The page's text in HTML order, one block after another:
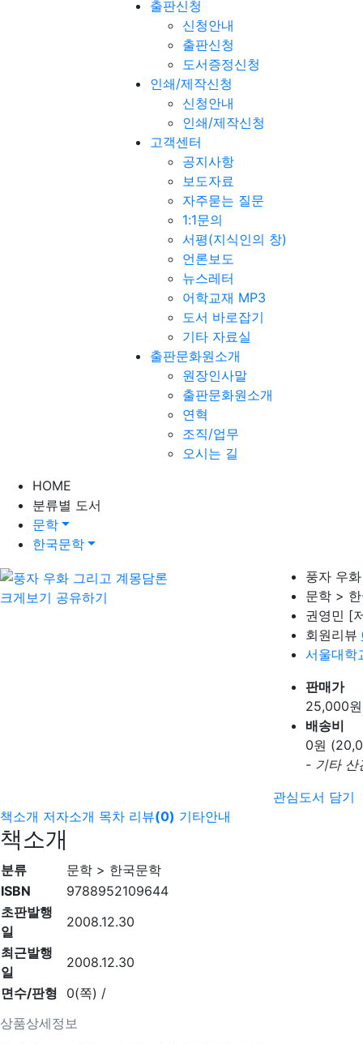
출판신청
신청안내
출판신청
도서증정신청
인쇄/제작신청
신청안내
인쇄/제작신청
고객센터
공지사항
보도자료
자주묻는 질문
1:1문의
서평(지식인의 창)
언론보도
뉴스레터
어학교재 MP3
도서 바로잡기
기타 자료실
출판문화원소개
원장인사말
출판문화원소개
연혁
조직/업무
오시는 길
HOME
분류별 도서
문학
한국문학
크게보기 공유하기
풍자 우
문학 >
권영민 [
회원리뷰
서울대학
판매가
25,000원
배송비
0원
- 기타 산
관심도서 담기
책소개 저자소개 목차 리뷰(0) 기타안내
책소개
상품상세정보
분류
문학 > 한국문학
ISBN
9788952109644
초판발행
일
2008.12.30
최근발행
일
2008.12.30
면수/판형
0(쪽) /